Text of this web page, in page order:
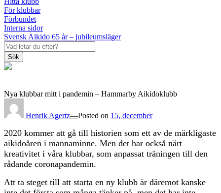
För klubbar
Förbundet
Interna sidor
Svensk Aikido 65 år – jubileumsläger
Sök
Nya klubbar mitt i pandemin – Hammarby Aikidoklubb
Henrik Agertz—Posted on 15, december
2020 kommer att gå till historien som ett av de märkligaste
aikidoåren i mannaminne. Men det har också närt
kreativitet i våra klubbar, som anpassat träningen till den
rådande coronapandemin.
Att ta steget till att starta en ny klubb är däremot kanske